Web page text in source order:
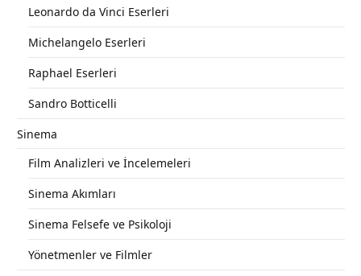
Leonardo da Vinci Eserleri
Michelangelo Eserleri
Raphael Eserleri
Sandro Botticelli
Sinema
Film Analizleri ve İncelemeleri
Sinema Akımları
Sinema Felsefe ve Psikoloji
Yönetmenler ve Filmler